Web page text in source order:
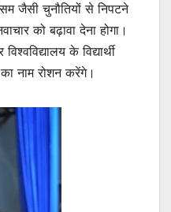
जैसी चुनौतियों से निपटने
को बढ़ावा देना होगा।
के विद्यार्थी
नाम रोशन करेंगे।